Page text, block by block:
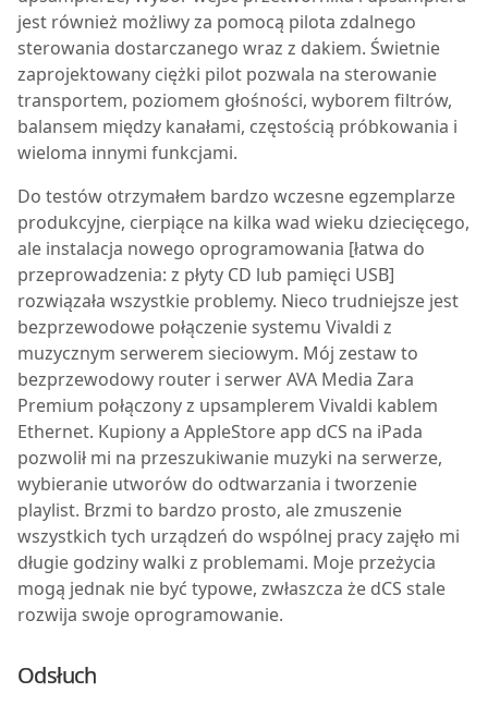
jest również możliwy za pomocą pilota zdalnego
sterowania dostarczanego wraz z dakiem. Świetnie
zaprojektowany ciężki pilot pozwala na sterowanie
transportem, poziomem głośności, wyborem filtrów,
balansem między kanałami, częstością próbkowania i
wieloma innymi funkcjami.
Do testów otrzymałem bardzo wczesne egzemplarze
produkcyjne, cierpiące na kilka wad wieku dziecięcego,
ale instalacja nowego oprogramowania [łatwa do
przeprowadzenia: z płyty CD lub pamięci USB]
rozwiązała wszystkie problemy. Nieco trudniejsze jest
bezprzewodowe połączenie systemu Vivaldi z
muzycznym serwerem sieciowym. Mój zestaw to
bezprzewodowy router i serwer AVA Media Zara
Premium połączony z upsamplerem Vivaldi kablem
Ethernet. Kupiony a AppleStore app dCS na iPada
pozwolił mi na przeszukiwanie muzyki na serwerze,
wybieranie utworów do odtwarzania i tworzenie
playlist. Brzmi to bardzo prosto, ale zmuszenie
wszystkich tych urządzeń do wspólnej pracy zajęło mi
długie godziny walki z problemami. Moje przeżycia
mogą jednak nie być typowe, zwłaszcza że dCS stale
rozwija swoje oprogramowanie.
Odsłuch